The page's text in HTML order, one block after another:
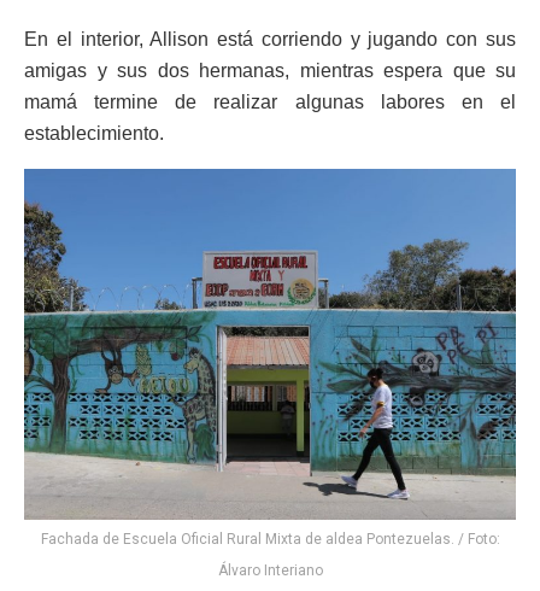
En el interior, Allison está corriendo y jugando con sus
amigas y sus dos hermanas, mientras espera que su
mamá termine de realizar algunas labores en el
establecimiento.
Fachada de Escuela Oficial Rural Mixta de aldea Pontezuelas. / Foto:
Álvaro Interiano